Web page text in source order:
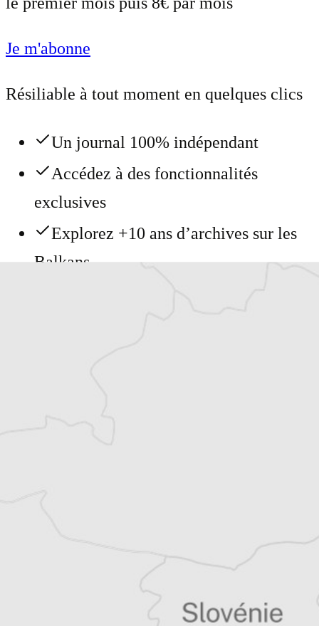
Je m'abonne
Résiliable à tout moment en quelques clics
Un journal 100% indépendant
Accédez à des fonctionnalités
exclusives
Explorez +10 ans d’archives sur les
Balkans